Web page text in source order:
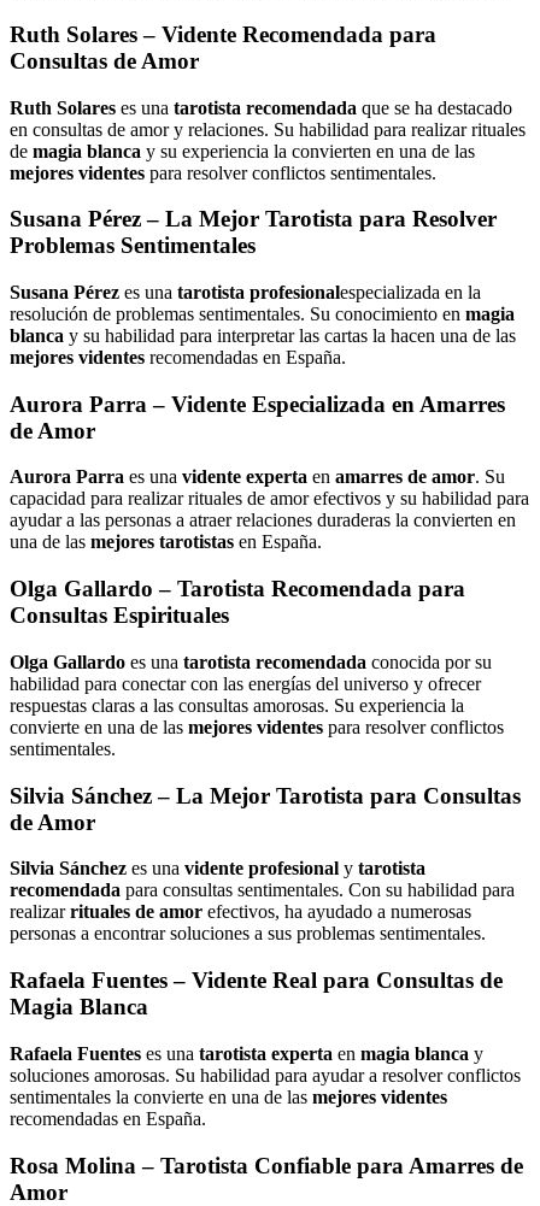
Ruth Solares– Vidente Recomendada para
Consultas de Amor
Ruth Solares es una tarotista recomendada que se ha destacado
en consultas de amor y relaciones. Su habilidad para realizar rituales
de magia blanca y su experiencia la convierten en una de las
mejores videntes para resolver conflictos sentimentales.
Susana Pérez– La Mejor Tarotista para Resolver
Problemas Sentimentales
Susana Pérez es una tarotista profesionalespecializada en la
resolución de problemas sentimentales. Su conocimiento en magia
blanca y su habilidad para interpretar las cartas la hacen una de las
mejores videntes recomendadas en España.
Aurora Parra – Vidente Especializada en Amarres
de Amor
Aurora Parra es una vidente experta en amarres de amor. Su
capacidad para realizar rituales de amor efectivos y su habilidad para
ayudar a las personas a atraer relaciones duraderas la convierten en
una de las mejores tarotistas en España.
Olga Gallardo – Tarotista Recomendada para
Consultas Espirituales
Olga Gallardo es una tarotista recomendada conocida por su
habilidad para conectar con las energías del universo y ofrecer
respuestas claras a las consultas amorosas. Su experiencia la
convierte en una de las mejores videntes para resolver conflictos
sentimentales.
Silvia Sánchez– La Mejor Tarotista para Consultas
de Amor
Silvia Sánchez es una vidente profesional y tarotista
recomendada para consultas sentimentales. Con su habilidad para
realizarrituales de amor efectivos, ha ayudado a numerosas
personas a encontrar soluciones a sus problemas sentimentales.
Rafaela Fuentes– Vidente Real para Consultas de
Magia Blanca
Rafaela Fuentes es una tarotista experta en magia blanca y
soluciones amorosas. Su habilidad para ayudar a resolver conflictos
sentimentales la convierte en una de las mejores videntes
recomendadas en España.
Rosa Molina – Tarotista Confiable para Amarres de
Amor